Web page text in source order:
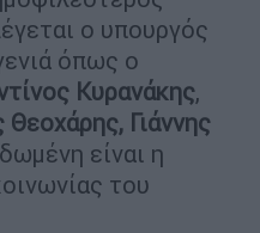
ο υπουργός
όπως ο
Κυρανάκης,
Γιάννης
είναι η
του